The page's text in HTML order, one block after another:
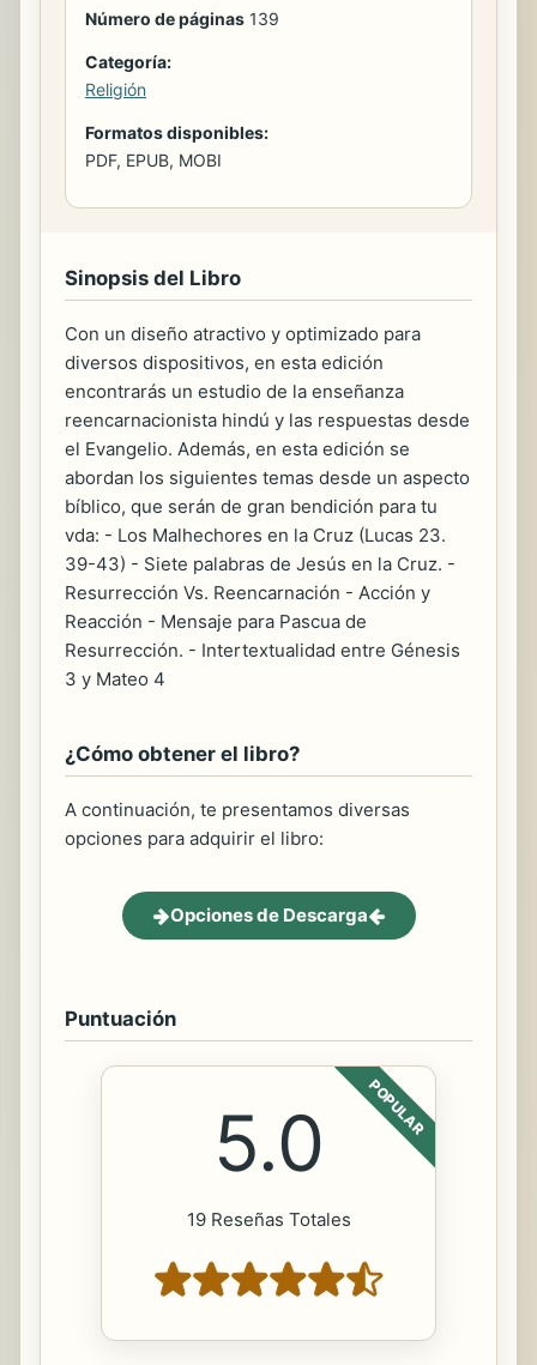
Número de páginas 139
Categoría:
Religión
Formatos disponibles:
PDF, EPUB, MOBI
Sinopsis del Libro
Con un diseño atractivo y optimizado para
diversos dispositivos, en esta edición
encontrarás un estudio de la enseñanza
reencarnacionista hindú y las respuestas desde
el Evangelio. Además, en esta edición se
abordan los siguientes temas desde un aspecto
bíblico, que serán de gran bendición para tu
vda: - Los Malhechores en la Cruz (Lucas 23.
39-43) - Siete palabras de Jesús en la Cruz. -
Resurrección Vs. Reencarnación - Acción y
Reacción - Mensaje para Pascua de
Resurrección. - Intertextualidad entre Génesis
3 y Mateo 4
¿Cómo obtener el libro?
A continuación, te presentamos diversas
opciones para adquirir el libro:
Opciones de Descarga
Puntuación
POPULAR
5.0
19 Reseñas Totales